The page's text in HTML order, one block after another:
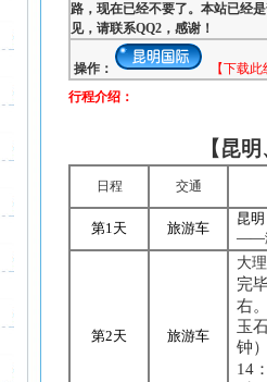
路，现在已经不要了。本站已经
见，请联系QQ2，感谢！
操作：
【下载
行程介绍：
【昆
日程 交通
第1天 旅游车
昆
——
第2天 旅游车
大理
完
右
玉
钟
14